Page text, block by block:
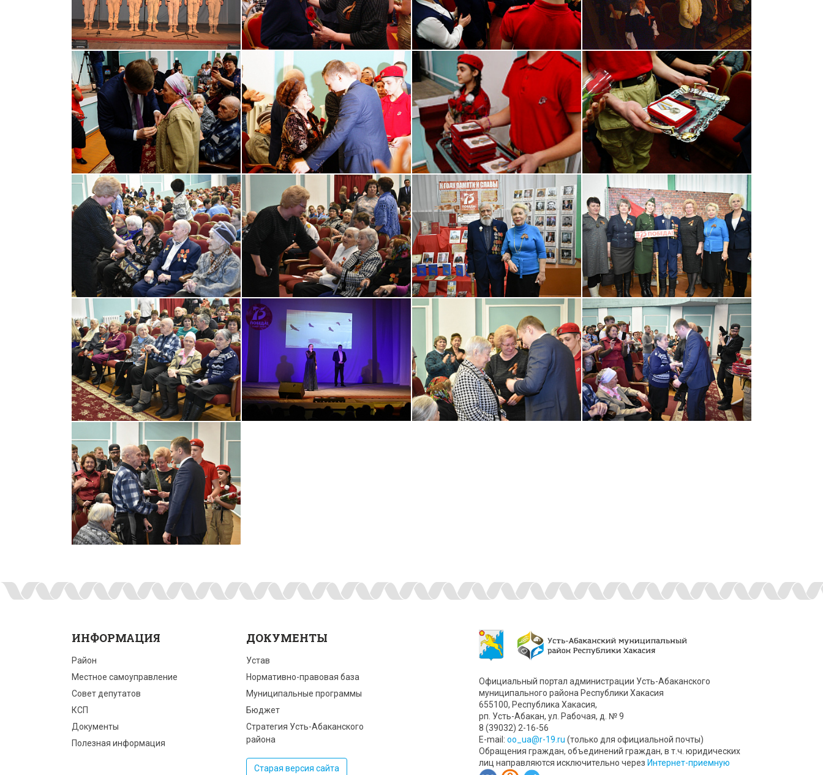
ИНФОРМАЦИЯ
Район
Местное самоуправление
Совет депутатов
КСП
Документы
Полезная информация
ДОКУМЕНТЫ
Устав
Нормативно-правовая база
Муниципальные программы
Бюджет
Стратегия Усть-Абаканского
района
Старая версия сайта
Официальный портал администрации Усть-Абаканского
муниципального района Республики Хакасия
655100, Республика Хакасия,
рп. Усть-Абакан, ул. Рабочая, д. № 9
8 (39032) 2-16-56
Е-mail: oo_ua@r-19.ru (только для официальной почты)
Обращения граждан, объединений граждан, в т.ч. юридических
лиц направляются исключительно через Интернет-приемную